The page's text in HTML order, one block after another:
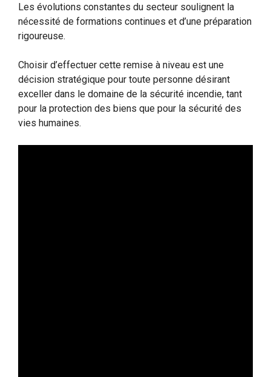
Les évolutions constantes du secteur soulignent la
nécessité de formations continues et d’une préparation
rigoureuse.
Choisir d’effectuer cette remise à niveau est une
décision stratégique pour toute personne désirant
exceller dans le domaine de la sécurité incendie, tant
pour la protection des biens que pour la sécurité des
vies humaines.